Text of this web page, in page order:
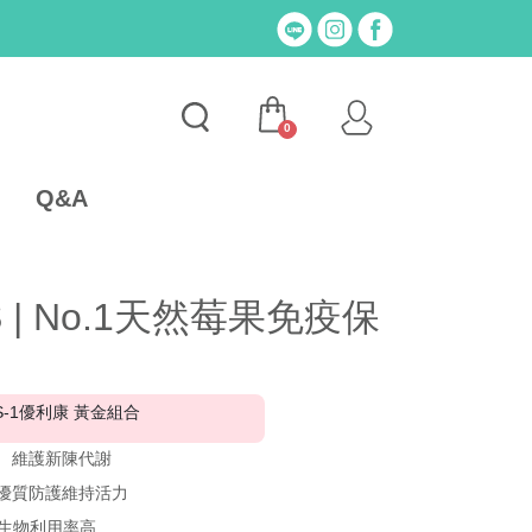
Q&A
0
| No.1天然莓果免疫保
1優利康 黃金組合
維護新陳代謝
質防護維持活力
物利用率高